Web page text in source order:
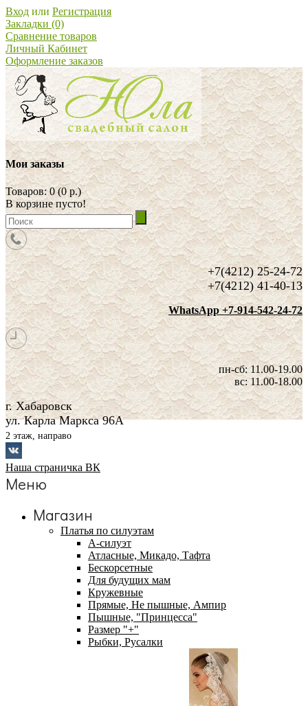
Вход или Регистрация
Закладки (0)
Сравнение товаров
Личный Кабинет
Оформление заказов
Мои заказы
Товаров: 0 (0 р.)
В корзине пусто!
+7(4212) 25-24-72
+7(4212) 41-40-13
WhatsApp +7-914-542-24-72
пн-сб: 11.00-19.00
вс: 11.00-18.00
г. Хабаровск
ул. Карла Маркса 96А
2 этаж, направо
Наша страничка ВК
Меню
Магазин
Платья по силуэтам
А-силуэт
Атласные, Микадо, Тафта
Бескорсетные
Для будущих мам
Кружевные
Прямые, Не пышные, Ампир
Пышные, "Принцесса"
Размер "+"
Рыбки, Русалки